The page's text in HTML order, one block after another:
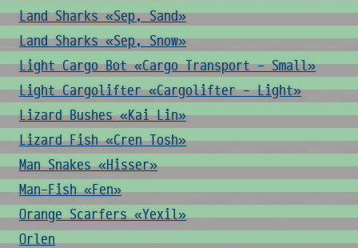
Land Sharks «Sep, Sand»
Land Sharks «Sep, Snow»
Light Cargo Bot «Cargo Transport - Small»
Light Cargolifter «Cargolifter - Light»
Lizard Bushes «Kai Lin»
Lizard Fish «Cren Tosh»
Man Snakes «Hisser»
Man-Fish «Fen»
Orange Scarfers «Yexil»
Orlen